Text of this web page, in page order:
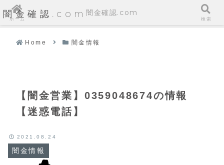
闇金確認.com
Home 闇金情報
【闇金営業】0359048674の情報
【迷惑電話】
闇金情報
2021.08.24
ホーム
闇金確認.com
検索